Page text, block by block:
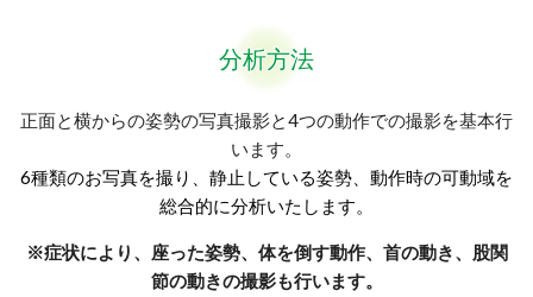
分析方法
正面と横からの姿勢の写真撮影と4つの動作での撮影を基本行
います。
6種類のお写真を撮り、静止している姿勢、動作時の可動域を
総合的に分析いたします。
※症状により、座った姿勢、体を倒す動作、首の動き、股関
節の動きの撮影も行います。